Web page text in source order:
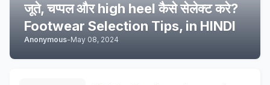
जूते, चप्पल और high heel कैसे सेलेक्ट करे?
Footwear Selection Tips, in HINDI
Anonymous-May 08, 2024